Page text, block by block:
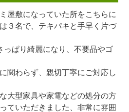
屋敷になっていた所をこちらに
３名で、テキパキと手早く片づ
っぱり綺麗になり、不要品やゴ
関わらず、親切丁寧にご対応し
大型家具や家電などの処分の方
ていただきました、非常に雰囲